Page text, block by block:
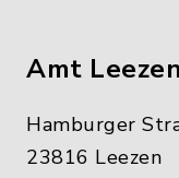
Amt Leezen
Hamburger
23816 Leezen